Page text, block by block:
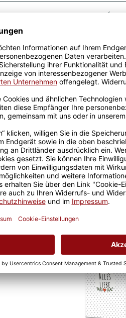
richtig
Anlass.
Liebe
sind
Freude an
am
Passende
Tasse mit
2,50 €
Grußkarten